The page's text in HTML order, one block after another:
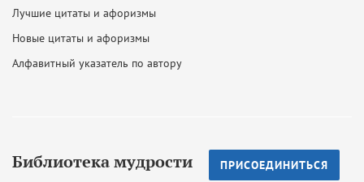
Лучшие цитаты и афоризмы
Новые цитаты и афоризмы
Алфавитный указатель по автору
Библиотека мудрости ПРИСОЕДИНИТЬСЯ